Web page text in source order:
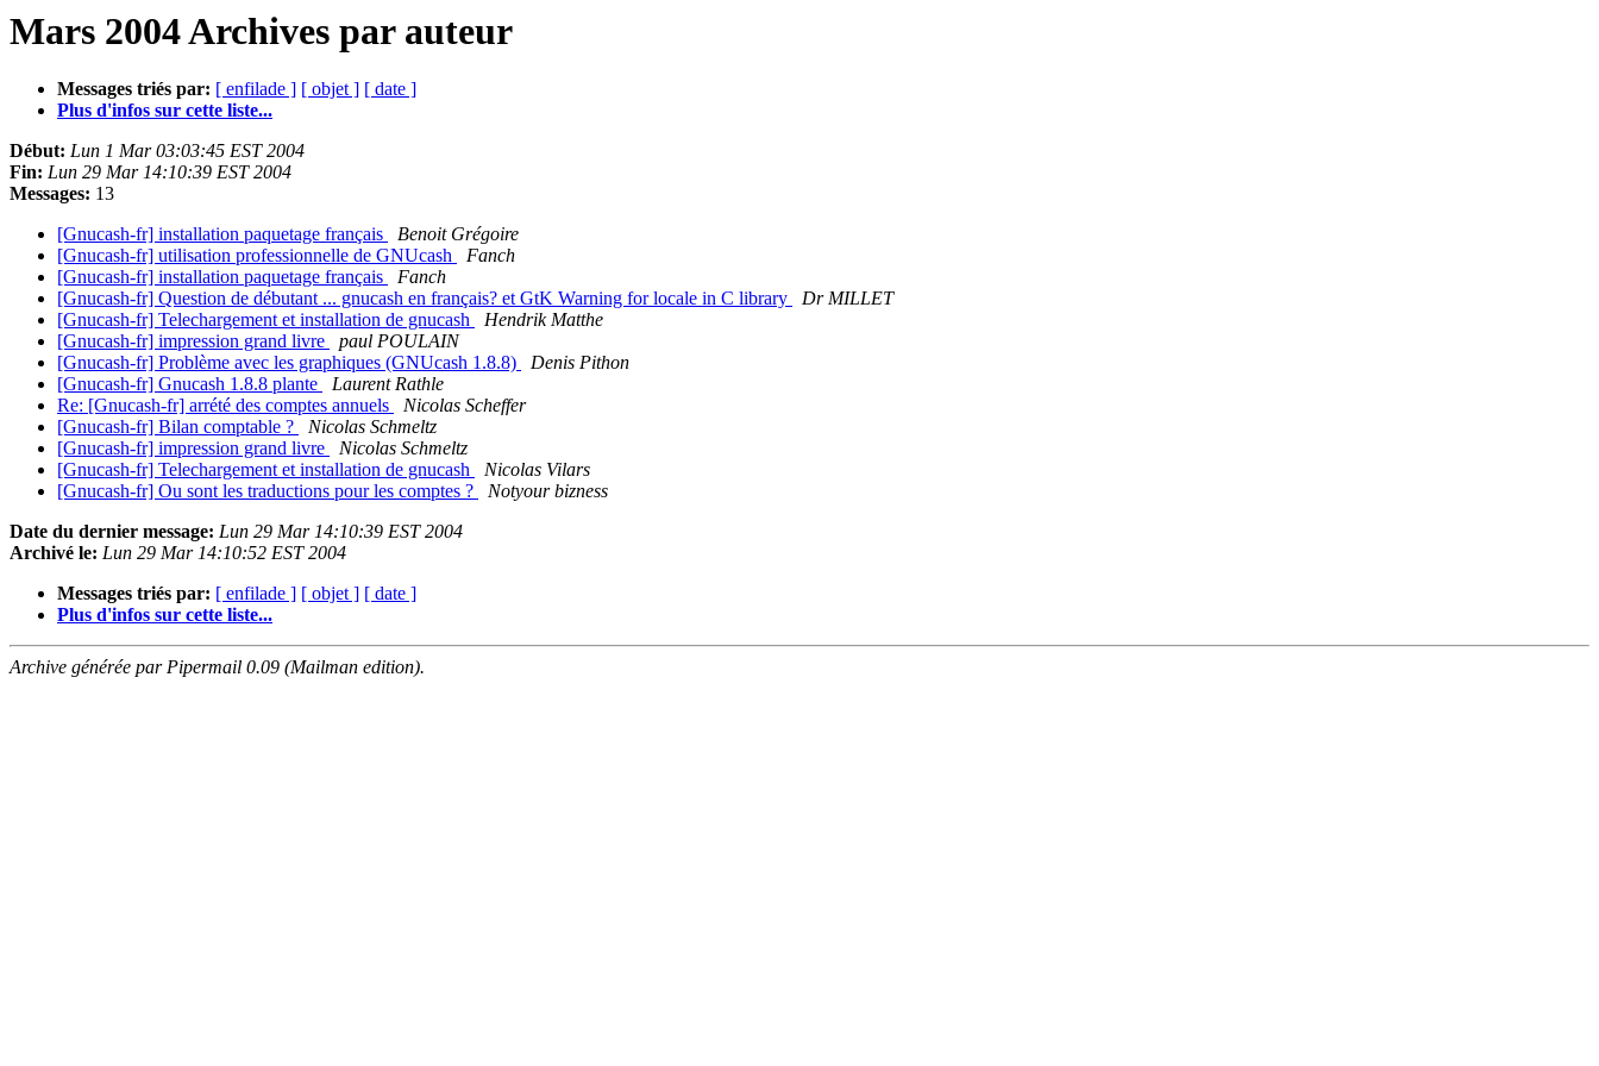
Mars 2004 Archives par auteur
Messages triés par: [ enfilade ] [ objet ] [ date ]
Plus d'infos sur cette liste...
Début: Lun 1 Mar 03:03:45 EST 2004
Fin: Lun 29 Mar 14:10:39 EST 2004
Messages: 13
[Gnucash-fr] installation paquetage français
Benoit Grégoire
[Gnucash-fr] utilisation professionnelle de GNUcash
Fanch
[Gnucash-fr] installation paquetage français
Fanch
[Gnucash-fr] Question de débutant ... gnucash en français? et GtK Warning for locale in C library
Dr MILLET
[Gnucash-fr] Telechargement et installation de gnucash
Hendrik Matthe
[Gnucash-fr] impression grand livre
paul POULAIN
[Gnucash-fr] Problème avec les graphiques (GNUcash 1.8.8)
Denis Pithon
[Gnucash-fr] Gnucash 1.8.8 plante
Laurent Rathle
Re: [Gnucash-fr] arrété des comptes annuels
Nicolas Scheffer
[Gnucash-fr] Bilan comptable ?
Nicolas Schmeltz
[Gnucash-fr] impression grand livre
Nicolas Schmeltz
[Gnucash-fr] Telechargement et installation de gnucash
Nicolas Vilars
[Gnucash-fr] Ou sont les traductions pour les comptes ?
Notyour bizness
Date du dernier message: Lun 29 Mar 14:10:39 EST 2004
Archivé le: Lun 29 Mar 14:10:52 EST 2004
Messages triés par: [ enfilade ] [ objet ] [ date ]
Plus d'infos sur cette liste...
Archive générée par Pipermail 0.09 (Mailman edition).